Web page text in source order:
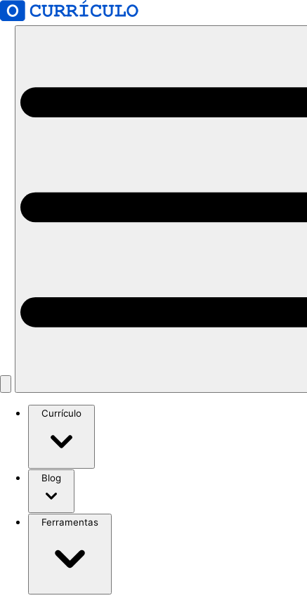
Currículo
Blog
Ferramentas